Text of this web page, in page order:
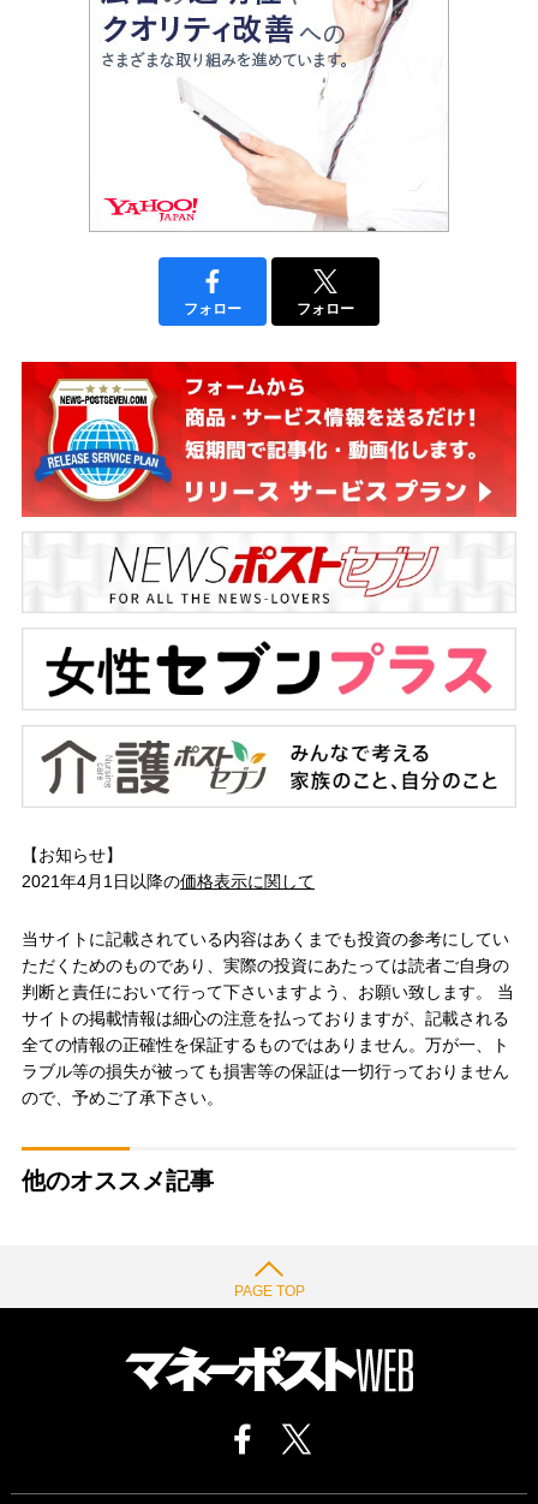
フォロー フォロー
【お知らせ】
2021年4月1日以降の価格表示に関して
当サイトに記載されている内容はあくまでも投資の参考にしてい
ただくためのものであり、実際の投資にあたっては読者ご自身の
判断と責任において行って下さいますよう、お願い致します。 当
サイトの掲載情報は細心の注意を払っておりますが、記載される
全ての情報の正確性を保証するものではありません。万が一、ト
ラブル等の損失が被っても損害等の保証は一切行っておりません
ので、予めご了承下さい。
他のオススメ記事
PAGE TOP